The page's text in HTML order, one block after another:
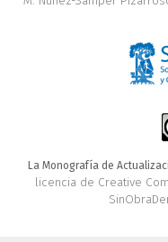
La Monografía de
licencia de Creative